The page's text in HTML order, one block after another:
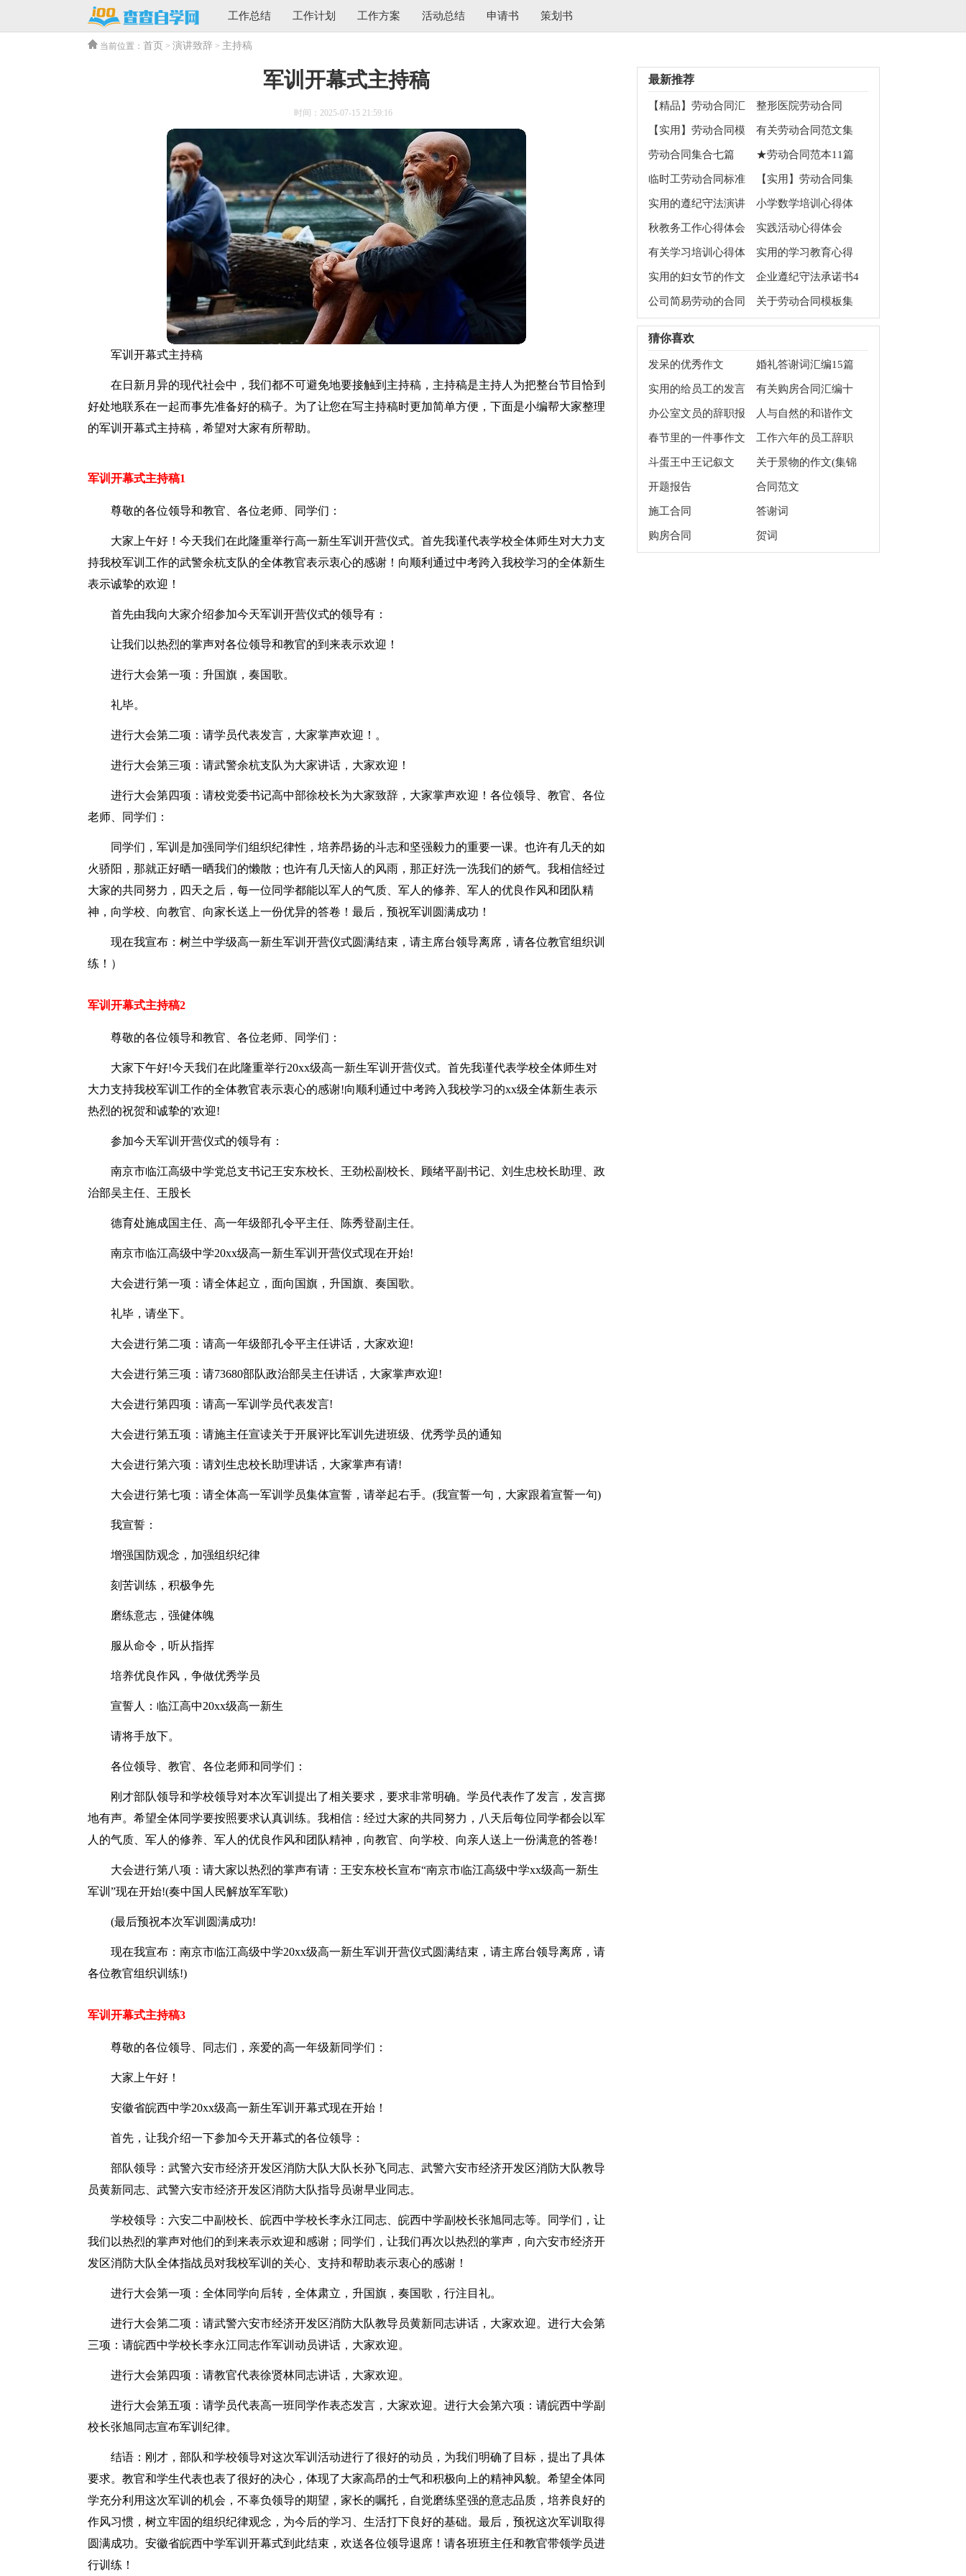
工作总结 工作计划 工作方案 活动总结 申请书 策划书
当前位置： 首页 > 演讲致辞 > 主持稿
军训开幕式主持稿
时间：2025-07-15 21:59:16
军训开幕式主持稿
在日新月异的现代社会中，我们都不可避免地要接触到主持稿，主持稿是主持人为把整台节目恰到
好处地联系在一起而事先准备好的稿子。为了让您在写主持稿时更加简单方便，下面是小编帮大家整理
的军训开幕式主持稿，希望对大家有所帮助。
军训开幕式主持稿1
尊敬的各位领导和教官、各位老师、同学们：
大家上午好！今天我们在此隆重举行高一新生军训开营仪式。首先我谨代表学校全体师生对大力支
持我校军训工作的武警余杭支队的全体教官表示衷心的感谢！向顺利通过中考跨入我校学习的全体新生
表示诚挚的欢迎！
首先由我向大家介绍参加今天军训开营仪式的领导有：
让我们以热烈的掌声对各位领导和教官的到来表示欢迎！
进行大会第一项：升国旗，奏国歌。
礼毕。
进行大会第二项：请学员代表发言，大家掌声欢迎！。
进行大会第三项：请武警余杭支队为大家讲话，大家欢迎！
进行大会第四项：请校党委书记高中部徐校长为大家致辞，大家掌声欢迎！各位领导、教官、各位
老师、同学们：
同学们，军训是加强同学们组织纪律性，培养昂扬的斗志和坚强毅力的重要一课。也许有几天的如
火骄阳，那就正好晒一晒我们的懒散；也许有几天恼人的风雨，那正好洗一洗我们的娇气。我相信经过
大家的共同努力，四天之后，每一位同学都能以军人的气质、军人的修养、军人的优良作风和团队精
神，向学校、向教官、向家长送上一份优异的答卷！最后，预祝军训圆满成功！
现在我宣布：树兰中学级高一新生军训开营仪式圆满结束，请主席台领导离席，请各位教官组织训
练！）
军训开幕式主持稿2
尊敬的各位领导和教官、各位老师、同学们：
大家下午好!今天我们在此隆重举行20xx级高一新生军训开营仪式。首先我谨代表学校全体师生对
大力支持我校军训工作的全体教官表示衷心的感谢!向顺利通过中考跨入我校学习的xx级全体新生表示
热烈的祝贺和诚挚的'欢迎!
参加今天军训开营仪式的领导有：
南京市临江高级中学党总支书记王安东校长、王劲松副校长、顾绪平副书记、刘生忠校长助理、政
治部吴主任、王股长
德育处施成国主任、高一年级部孔令平主任、陈秀登副主任。
南京市临江高级中学20xx级高一新生军训开营仪式现在开始!
大会进行第一项：请全体起立，面向国旗，升国旗、奏国歌。
礼毕，请坐下。
大会进行第二项：请高一年级部孔令平主任讲话，大家欢迎!
大会进行第三项：请73680部队政治部吴主任讲话，大家掌声欢迎!
大会进行第四项：请高一军训学员代表发言!
大会进行第五项：请施主任宣读关于开展评比军训先进班级、优秀学员的通知
大会进行第六项：请刘生忠校长助理讲话，大家掌声有请!
大会进行第七项：请全体高一军训学员集体宣誓，请举起右手。(我宣誓一句，大家跟着宣誓一句)
我宣誓：
增强国防观念，加强组织纪律
刻苦训练，积极争先
磨练意志，强健体魄
服从命令，听从指挥
培养优良作风，争做优秀学员
宣誓人：临江高中20xx级高一新生
请将手放下。
各位领导、教官、各位老师和同学们：
刚才部队领导和学校领导对本次军训提出了相关要求，要求非常明确。学员代表作了发言，发言掷
地有声。希望全体同学要按照要求认真训练。我相信：经过大家的共同努力，八天后每位同学都会以军
人的气质、军人的修养、军人的优良作风和团队精神，向教官、向学校、向亲人送上一份满意的答卷!
大会进行第八项：请大家以热烈的掌声有请：王安东校长宣布“南京市临江高级中学xx级高一新生
军训”现在开始!(奏中国人民解放军军歌)
(最后预祝本次军训圆满成功!
现在我宣布：南京市临江高级中学20xx级高一新生军训开营仪式圆满结束，请主席台领导离席，请
各位教官组织训练!)
军训开幕式主持稿3
尊敬的各位领导、同志们，亲爱的高一年级新同学们：
大家上午好！
安徽省皖西中学20xx级高一新生军训开幕式现在开始！
首先，让我介绍一下参加今天开幕式的各位领导：
部队领导：武警六安市经济开发区消防大队大队长孙飞同志、武警六安市经济开发区消防大队教导
员黄新同志、武警六安市经济开发区消防大队指导员谢早业同志。
学校领导：六安二中副校长、皖西中学校长李永江同志、皖西中学副校长张旭同志等。同学们，让
我们以热烈的掌声对他们的到来表示欢迎和感谢；同学们，让我们再次以热烈的掌声，向六安市经济开
发区消防大队全体指战员对我校军训的关心、支持和帮助表示衷心的感谢！
进行大会第一项：全体同学向后转，全体肃立，升国旗，奏国歌，行注目礼。
进行大会第二项：请武警六安市经济开发区消防大队教导员黄新同志讲话，大家欢迎。进行大会第
三项：请皖西中学校长李永江同志作军训动员讲话，大家欢迎。
进行大会第四项：请教官代表徐贤林同志讲话，大家欢迎。
进行大会第五项：请学员代表高一班同学作表态发言，大家欢迎。进行大会第六项：请皖西中学副
校长张旭同志宣布军训纪律。
结语：刚才，部队和学校领导对这次军训活动进行了很好的动员，为我们明确了目标，提出了具体
要求。教官和学生代表也表了很好的决心，体现了大家高昂的士气和积极向上的精神风貌。希望全体同
学充分利用这次军训的机会，不辜负领导的期望，家长的嘱托，自觉磨练坚强的意志品质，培养良好的
作风习惯，树立牢固的组织纪律观念，为今后的学习、生活打下良好的基础。最后，预祝这次军训取得
圆满成功。安徽省皖西中学军训开幕式到此结束，欢送各位领导退席！请各班班主任和教官带领学员进
行训练！
最新推荐
【精品】劳动合同汇
总五篇
整形医院劳动合同
【实用】劳动合同模
板汇总6篇
有关劳动合同范文集
锦9篇
劳动合同集合七篇 ★劳动合同范本11篇
临时工劳动合同标准
的范本
【实用】劳动合同集
合10篇
实用的遵纪守法演讲
稿模板锦集四篇
小学数学培训心得体
会
秋教务工作心得体会
实践活动心得体会
（精选6篇）
有关学习培训心得体
会模板集合六篇
实用的学习教育心得
体会3篇
实用的妇女节的作文
900字汇编5篇
企业遵纪守法承诺书4
篇
公司简易劳动的合同
关于劳动合同模板集
猜你喜欢
发呆的优秀作文 婚礼答谢词汇编15篇
实用的给员工的发言
稿范文10篇
有关购房合同汇编十
篇
办公室文员的辞职报
告
人与自然的和谐作文
春节里的一件事作文
300字合集6篇
工作六年的员工辞职
报告
斗蛋王中王记叙文
关于景物的作文(集锦
15篇)
开题报告 合同范文
施工合同 答谢词
购房合同 贺词